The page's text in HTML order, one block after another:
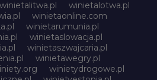
winietalitwa.pl
winietalotwa.pl
winietaonline.com
winietarumunia.pl
winietaslowacja.pl
winietaszwajcaria.pl
winietawegry.pl
winietydrogowe.pl